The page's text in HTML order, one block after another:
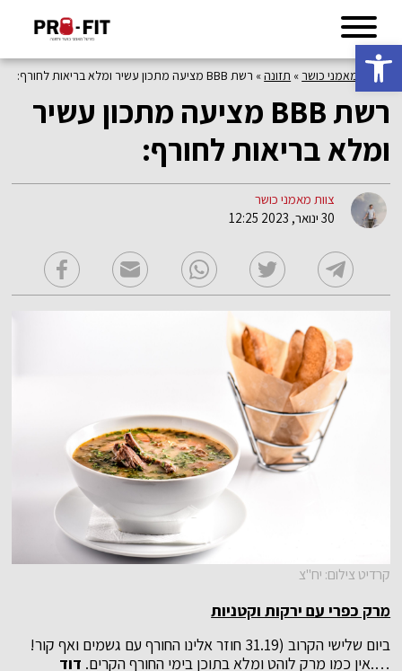
פתח סרגל נגישות
פורטל מאמני כושר » תזונה» רשת BBB מציעה מתכון עשיר ומלא בריאות לחורף:
רשתBBB מציעה מתכון עשיר
ומלא בריאות לחורף:
צוות מאמני כושר
30 ינואר, 2023 12:25
קרדיט צילום: יח"צ
מרק כפרי עם ירקות וקטניות
ביום שלישי הקרוב (31.19 חוזר אלינו החורף עם גשמים ואף קור!
….אין כמו מרק לוהט ומלא בתוכן בימי החורף הקרים. דוד